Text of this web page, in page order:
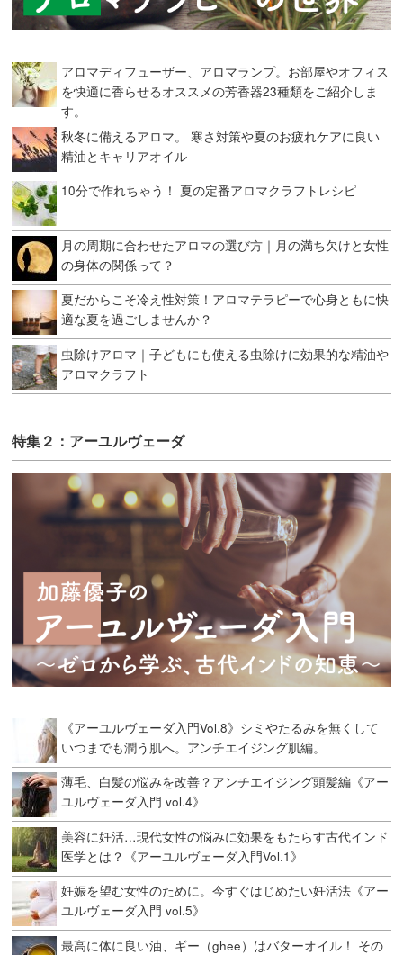
アロマディフューザー、アロマランプ。お部屋やオフィス
を快適に香らせるオススメの芳香器23種類をご紹介しま
す。
秋冬に備えるアロマ。 寒さ対策や夏のお疲れケアに良い
精油とキャリアオイル
10分で作れちゃう！ 夏の定番アロマクラフトレシピ
月の周期に合わせたアロマの選び方｜月の満ち欠けと女性
の身体の関係って？
夏だからこそ冷え性対策！アロマテラピーで心身ともに快
適な夏を過ごしませんか？
虫除けアロマ｜子どもにも使える虫除けに効果的な精油や
アロマクラフト
特集２：アーユルヴェーダ
《アーユルヴェーダ入門Vol.8》シミやたるみを無くして
いつまでも潤う肌へ。アンチエイジング肌編。
薄毛、白髪の悩みを改善？アンチエイジング頭髪編《アー
ユルヴェーダ入門 vol.4》
美容に妊活…現代女性の悩みに効果をもたらす古代インド
医学とは？《アーユルヴェーダ入門Vol.1》
妊娠を望む女性のために。今すぐはじめたい妊活法《アー
ユルヴェーダ入門 vol.5》
最高に体に良い油、ギー（ghee）はバターオイル！ その